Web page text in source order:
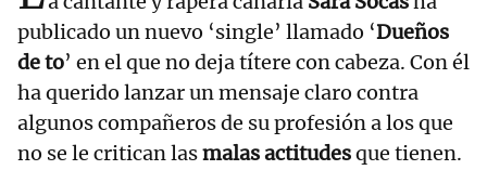
publicado un nuevo ‘single’ llamado ‘Dueños
de to’ en el que no deja títere con cabeza. Con él
ha querido lanzar un mensaje claro contra
algunos compañeros de su profesión a los que
no se le critican lasmalas actitudesque tienen.